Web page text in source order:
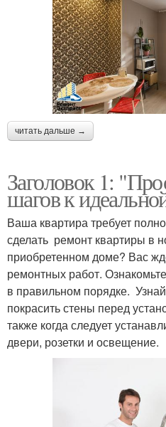
читать дальше →
Заголовок 1:
шагов к
Ваша квартира требует
сделать ремонт квартиры в
приобретенном доме? Вас
ремонтных работ.
в правильном порядке.
покрасить стены перед
также когда следует
двери, розетки и освещение.